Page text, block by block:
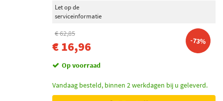
Let op de
serviceinformatie
€ 62,85
€ 16,96 -73%
Op voorraad
Vandaag besteld, binnen 2 werkdagen bij u geleverd.